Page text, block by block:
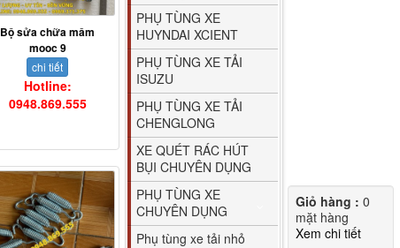
Bộ sửa chữa mâm
mooc 9
chi tiết
Hotline:
0948.869.555
PHỤ TÙNG XE
HUYNDAI XCIENT
PHỤ TÙNG XE TẢI
ISUZU
PHỤ TÙNG XE TẢI
CHENGLONG
XE QUÉT RÁC HÚT
BỤI CHUYÊN DỤNG
PHỤ TÙNG XE
CHUYÊN DỤNG
Phụ tùng xe tải nhỏ
Giỏ hàng : 0
mặt hàng
Xem chi tiết